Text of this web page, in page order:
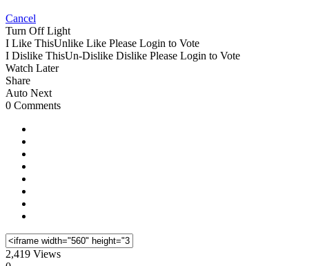
Cancel
Turn Off Light
I Like ThisUnlike Like Please Login to Vote
I Dislike ThisUn-Dislike Dislike Please Login to Vote
Watch Later
Share
Auto Next
0 Comments
2,419 Views